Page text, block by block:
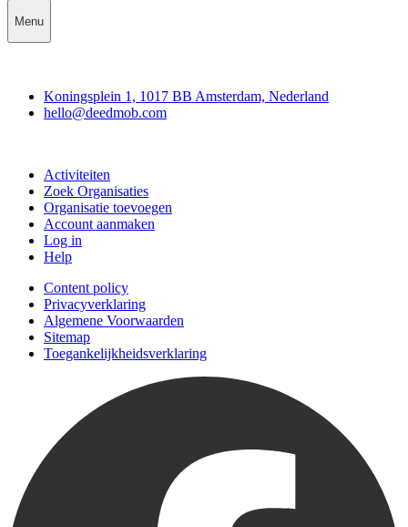
Menu
Koningsplein 1, 1017 BB Amsterdam, Nederland
hello@deedmob.com
Activiteiten
Zoek Organisaties
Organisatie toevoegen
Account aanmaken
Log in
Help
Content policy
Privacyverklaring
Algemene Voorwaarden
Sitemap
Toegankelijkheidsverklaring